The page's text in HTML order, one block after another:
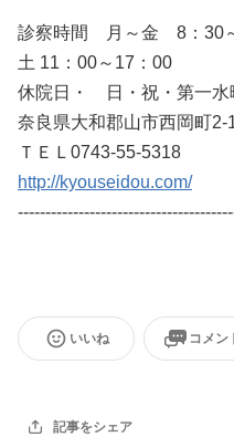
診察時間 月～金 8：30
土 11：00～17：00
休院日・ 日・祝・第一水
奈良県大和郡山市西岡町2-
ＴＥＬ0743-55-5318
http://kyouseidou.com/
いいね コメン
記事をシェア